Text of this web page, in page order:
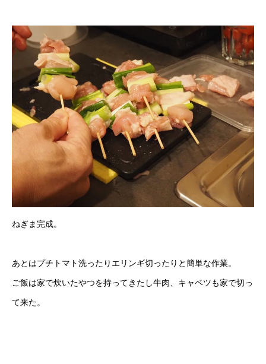
ねぎま完成。
あとはプチトマト洗ったりエリンギ切ったりと簡単な作業。
ご飯は家で炊いたやつを持ってきたし牛肉、キャベツも家で切っ
て来た。